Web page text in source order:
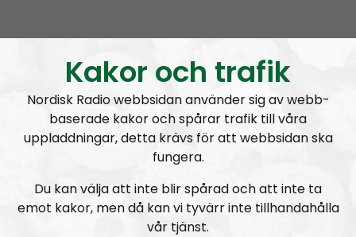
som just publicerats på Nordfront. I vissa, ofta mindre
viktiga, frågor är dock åsikterna mer personliga.
Nordfronts nyhetsredaktör
Simon Holmqvist
leder
programmet tillsammans med tidningens
chefredaktör
Martin Saxlind. Andra medarbetare
är skribentenTobias Lindberg
, även känd somAndreas Johansson
Nordic FrontierochHey Buddypå sociala medier.
Producent är Nordisk Radios Max Rosenfors.
Kakor och trafik
Nordisk Radio webbsidan använder sig av webb-
baserade kakor och spårar trafik till våra
uppladdningar, detta krävs för att webbsidan ska
fungera.
Du kan välja att inte blir spårad och att inte ta
emot kakor, men då kan vi tyvärr inte tillhandahålla
vår tjänst.